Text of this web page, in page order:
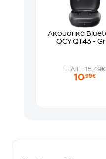
Ακουστικά
QCY QT43 -
Π.Λ.Τ. : 15.49€
10,99€